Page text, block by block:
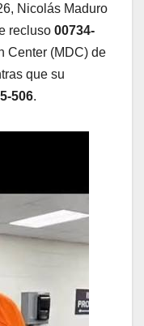
Nicolás Maduro
recluso 00734-
Center (MDC) de
que su
506.